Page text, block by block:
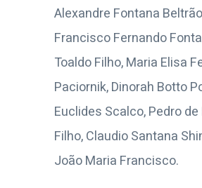
Alexandre Fontana
Francisco Fernando
Toaldo Filho, Maria Elisa
Paciornik, Dinorah Botto
Euclides Scalco, Pedro de
Filho, Claudio Santana
João Maria Francisco.